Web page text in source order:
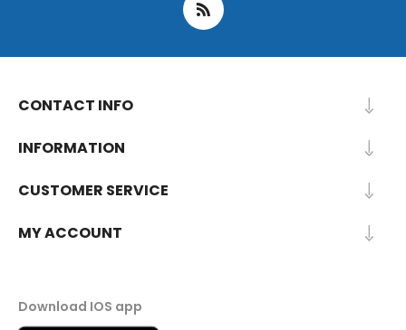
CONTACT INFO
INFORMATION
CUSTOMER SERVICE
MY ACCOUNT
Download IOS app